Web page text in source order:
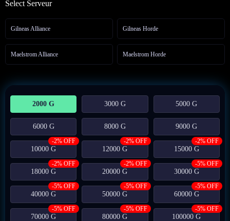
Select Serveur
Gilneas Alliance Gilneas Horde
Maelstrom Alliance Maelstrom Horde
2000 G 3000 G 5000 G
6000 G 8000 G 9000 G
10000 G
-2% OFF
12000 G
-2% OFF
15000 G
-2% OFF
18000 G
-2% OFF
20000 G
-2% OFF
30000 G
-5% OFF
40000 G
-5% OFF
50000 G
-5% OFF
60000 G
-5% OFF
70000 G
-5% OFF
80000 G
-5% OFF
100000 G
-5% OFF